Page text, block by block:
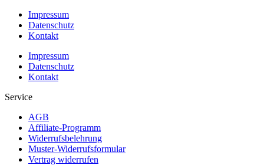
Impressum
Datenschutz
Kontakt
Impressum
Datenschutz
Kontakt
Service
AGB
Affiliate-Programm
Widerrufsbelehrung
Muster-Widerrufsformular
Vertrag widerrufen